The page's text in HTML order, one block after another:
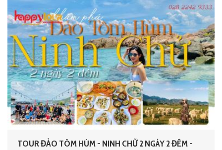
TOUR ĐẢO TÔM HÙM - NINH CHỮ 2 NGÀY 2 ĐÊM -